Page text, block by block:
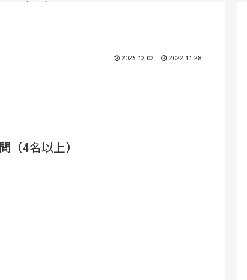
（ブログ）
2025.12.02 2022.11.28
4名以上）